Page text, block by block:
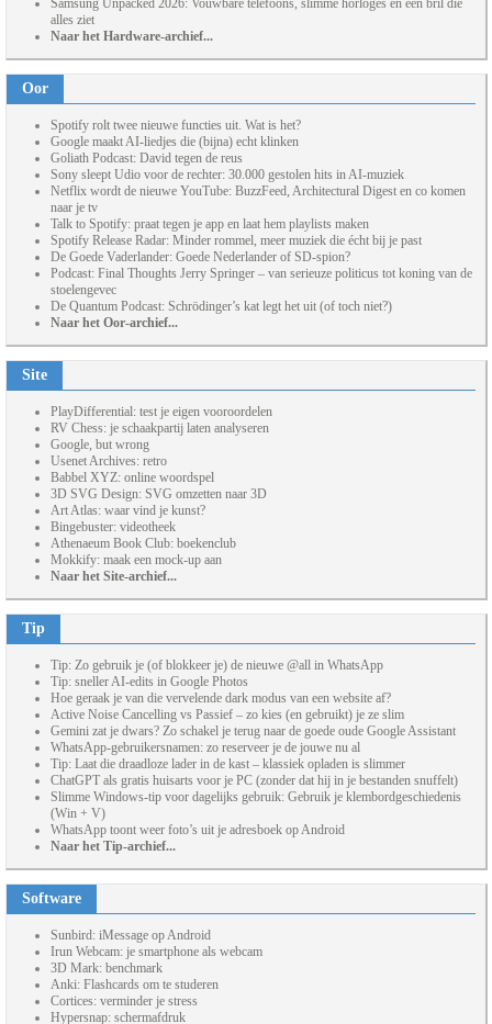
Samsung Unpacked 2026: Vouwbare telefoons, slimme horloges én een bril die
alles ziet
Naar het Hardware-archief...
Oor
Spotify rolt twee nieuwe functies uit. Wat is het?
Google maakt AI-liedjes die (bijna) echt klinken
Goliath Podcast: David tegen de reus
Sony sleept Udio voor de rechter: 30.000 gestolen hits in AI-muziek
Netflix wordt de nieuwe YouTube: BuzzFeed, Architectural Digest en co komen
naar je tv
Talk to Spotify: praat tegen je app en laat hem playlists maken
Spotify Release Radar: Minder rommel, meer muziek die écht bij je past
De Goede Vaderlander: Goede Nederlander of SD-spion?
Podcast: Final Thoughts Jerry Springer – van serieuze politicus tot koning van de
stoelengevec
De Quantum Podcast: Schrödinger’s kat legt het uit (of toch niet?)
Naar het Oor-archief...
Site
PlayDifferential: test je eigen vooroordelen
RV Chess: je schaakpartij laten analyseren
Google, but wrong
Usenet Archives: retro
Babbel XYZ: online woordspel
3D SVG Design: SVG omzetten naar 3D
Art Atlas: waar vind je kunst?
Bingebuster: videotheek
Athenaeum Book Club: boekenclub
Mokkify: maak een mock-up aan
Naar het Site-archief...
Tip
Tip: Zo gebruik je (of blokkeer je) de nieuwe @all in WhatsApp
Tip: sneller AI-edits in Google Photos
Hoe geraak je van die vervelende dark modus van een website af?
Active Noise Cancelling vs Passief – zo kies (en gebruikt) je ze slim
Gemini zat je dwars? Zo schakel je terug naar de goede oude Google Assistant
WhatsApp-gebruikersnamen: zo reserveer je de jouwe nu al
Tip: Laat die draadloze lader in de kast – klassiek opladen is slimmer
ChatGPT als gratis huisarts voor je PC (zonder dat hij in je bestanden snuffelt)
Slimme Windows-tip voor dagelijks gebruik: Gebruik je klembordgeschiedenis
(Win + V)
WhatsApp toont weer foto’s uit je adresboek op Android
Naar het Tip-archief...
Software
Sunbird: iMessage op Android
Irun Webcam: je smartphone als webcam
3D Mark: benchmark
Anki: Flashcards om te studeren
Cortices: verminder je stress
Hypersnap: schermafdruk